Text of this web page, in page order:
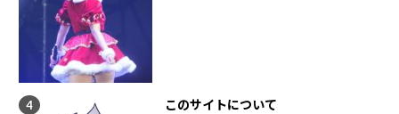
このサイトについて